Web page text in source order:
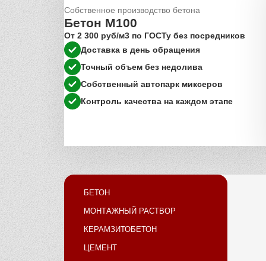
Собственное производство бетона
Бетон М100
От 2 300 руб/м3 по ГОСТу без посредников
Доставка в день обращения
Точный объем без недолива
Собственный автопарк миксеров
Контроль качества на каждом этапе
БЕТОН
МОНТАЖНЫЙ РАСТВОР
КЕРАМЗИТОБЕТОН
ЦЕМЕНТ